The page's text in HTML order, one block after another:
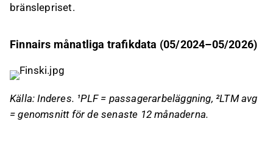
om det på Inderes
bränslepriset.
Finnairs månatliga trafikdata (05/2024–05/2026)
Källa: Inderes. ¹PLF = passagerarbeläggning, ²LTM avg
= genomsnitt för de senaste 12 månaderna.